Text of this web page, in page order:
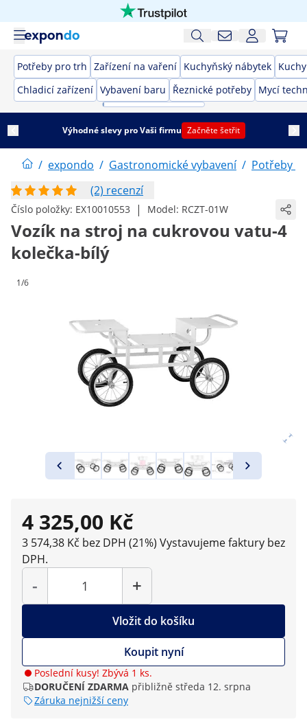
Potřeby pro trh Zařízení na vaření Kuchyňský nábytek
Chladicí zařízení Vybavení baru Řeznické potřeby Mycí
Výhodné slevy pro Vaši firmu Začněte šetřit
/ expondo / Gastronomické vybavení / Potřeby
(2) recenzí
Číslo položky: EX10010553 | Model: RCZT-01W
Vozík na stroj na cukrovou vatu-4
kolečka-bílý
1/6
4 325,00 Kč
3 574,38 Kč bez DPH (21%) Vystavujeme faktury bez
DPH.
-
Počet
+
Vložit do košíku
Koupit nyní
Poslední kusy! Zbývá 1 ks.
DORUČENÍ ZDARMA přibližně středa 12. srpna
Záruka nejnižší ceny